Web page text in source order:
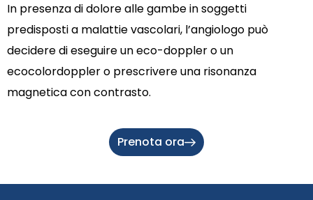
In presenza di dolore alle gambe in soggetti
predisposti a malattie vascolari, l’angiologo può
decidere di eseguire un eco-doppler o un
ecocolordoppler o prescrivere una risonanza
magnetica con contrasto.
Prenota ora